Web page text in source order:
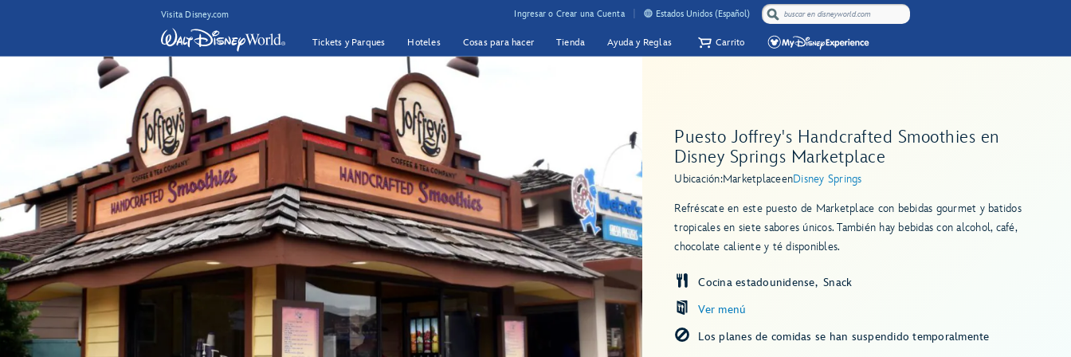
Visita Disney.com Ingresar o Crear una Cuenta Estados Unidos (Español)
Tickets y Parques Hoteles Cosas para hacer Tienda Ayuda y Reglas Carrito
Puesto Joffrey's Handcrafted Smoothies en
Disney Springs Marketplace
Ubicación:MarketplaceenDisney Springs
Refréscate en este puesto de Marketplace con bebidas gourmet y batidos
tropicales en siete sabores únicos. También hay bebidas con alcohol, café,
chocolate caliente y té disponibles.
Ver menú
Cocina estadounidense Snack
Los planes de comidas se han suspendido temporalmente